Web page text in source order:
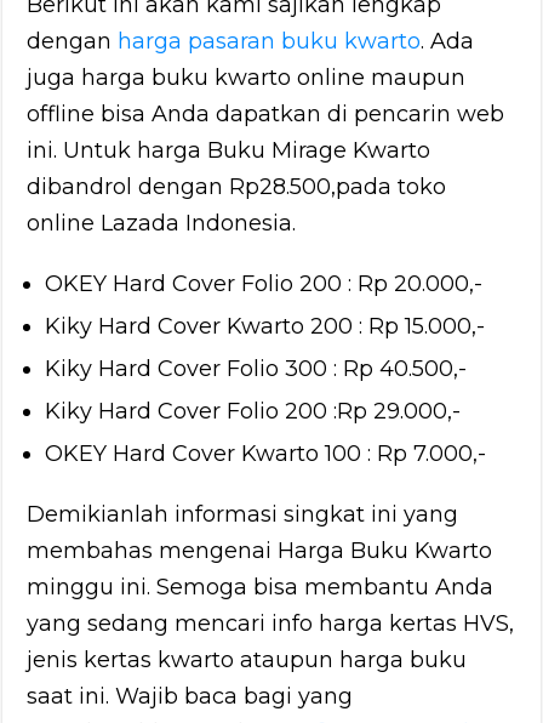
dengan harga pasaran buku kwarto. Ada
juga harga buku kwarto online maupun
offline bisa Anda dapatkan di pencarin web
ini. Untuk harga Buku Mirage Kwarto
dibandrol dengan Rp28.500,pada toko
online Lazada Indonesia.
OKEY Hard Cover Folio 200 : Rp 20.000,-
Kiky Hard Cover Kwarto 200 : Rp 15.000,-
Kiky Hard Cover Folio 300 : Rp 40.500,-
Kiky Hard Cover Folio 200 :Rp 29.000,-
OKEY Hard Cover Kwarto 100 : Rp 7.000,-
Demikianlah informasi singkat ini yang
membahas mengenai Harga Buku Kwarto
minggu ini. Semoga bisa membantu Anda
yang sedang mencari info harga kertas HVS,
jenis kertas kwarto ataupun harga buku
saat ini. Wajib baca bagi yang